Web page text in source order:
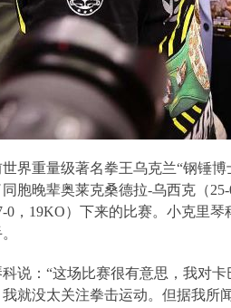
界重量级著名拳王乌克兰“钢锤博
胞晚辈奥莱克桑德拉-乌西克（
0 ， 19KO）下来的比赛。小克里
说：“这场比赛很有意思，我对
就没太关注拳击运动。但据我所